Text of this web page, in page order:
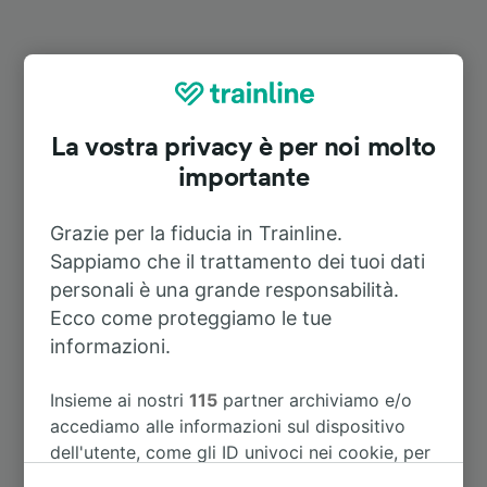
Itinerari più popolari da
Windischeschenbach
A Nürnberg Hbf 1h 53m
A Bayreuth Hbf
A Bad Reichenhall 5h 41m
La vostra privacy è per noi molto
importante
Grazie per la fiducia in Trainline.
Sappiamo che il trattamento dei tuoi dati
personali è una grande responsabilità.
Ecco come proteggiamo le tue
informazioni.
Insieme ai nostri115 partner archiviamo e/o
accediamo alle informazioni sul dispositivo
dell'utente, come gli ID univoci nei cookie, per